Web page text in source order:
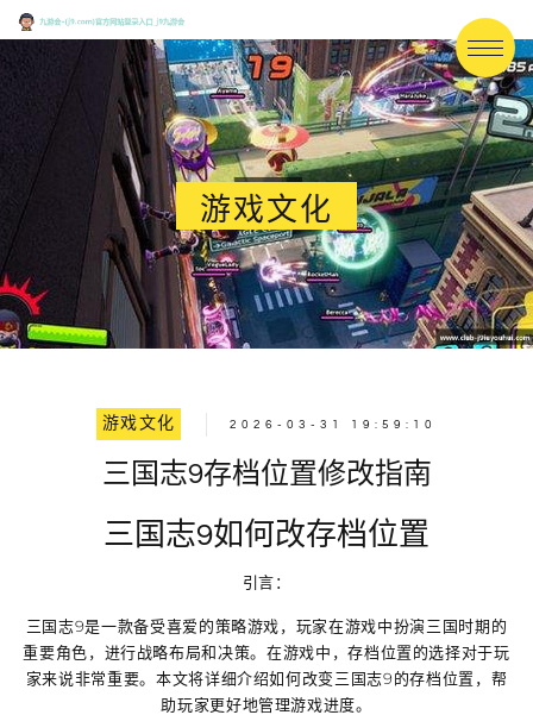
游戏文化
游戏文化 2026-03-31 19:59:10
三国志9存档位置修改指南
三国志9如何改存档位置
引言：
三国志9是一款备受喜爱的策略游戏，玩家在游戏中扮演三国时期的
重要角色，进行战略布局和决策。在游戏中，存档位置的选择对于玩
家来说非常重要。本文将详细介绍如何改变三国志9的存档位置，帮
助玩家更好地管理游戏进度。